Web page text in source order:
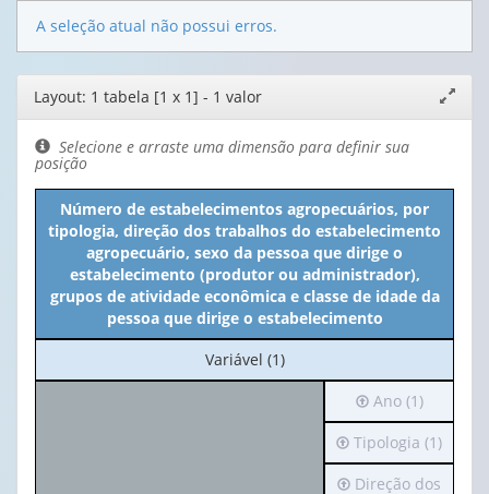
A seleção atual não possui erros.
Editor
de
layout
janela
Layout: 1 tabela [1 x 1] - 1 valor
Selecione e arraste uma dimensão para definir sua
posição
Número de estabelecimentos agropecuários, por
tipologia, direção dos trabalhos do estabelecimento
agropecuário, sexo da pessoa que dirige o
estabelecimento (produtor ou administrador),
grupos de atividade econômica e classe de idade da
pessoa que dirige o estabelecimento
No
cabeçalho:
Variável (1)
Irá
para
o
cabeçalho
(possui
Ano (1)
Irá
para
o
Tipologia (1)
Irá Direção dos